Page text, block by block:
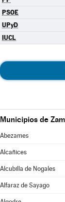
PSOE
UPyD
IUCL
Municipios de
Abezames
Alcañices
Alcubilla de Nogales
Alfaraz de Sayago